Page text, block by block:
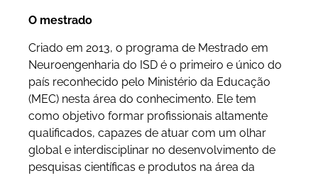
O mestrado
Criado em 2013, o programa de Mestrado em
Neuroengenharia do ISD é o primeiro e único do
país reconhecido pelo Ministério da Educação
(MEC) nesta área do conhecimento. Ele tem
como objetivo formar profissionais altamente
qualificados, capazes de atuar com um olhar
global e interdisciplinar no desenvolvimento de
pesquisas científicas e produtos na área da